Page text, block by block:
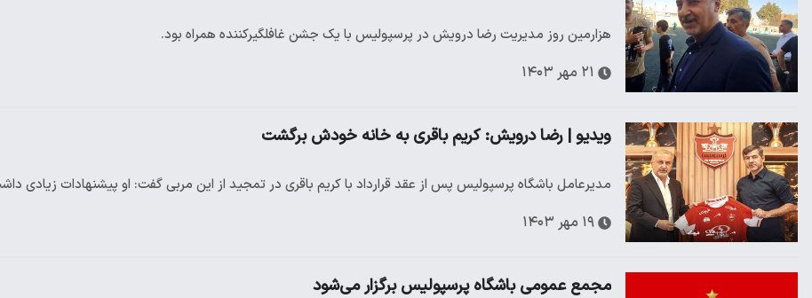
هزارمین روز مدیریت رضا درویش در پرسپولیس با یک جشن غافلگیرکننده همراه بود.
۲۱ مهر ۱۴۰۳
ویدیو | رضا درویش: کریم باقری به خانه خودش برگشت
مدیرعامل باشگاه پرسپولیس پس از عقد قرارداد با کریم باقری در تمجید از این مربی گفت: او پیشنهادات زیادی
۱۹ مهر ۱۴۰۳
مجمع عمومی باشگاه پرسپولیس برگزار می‌شود